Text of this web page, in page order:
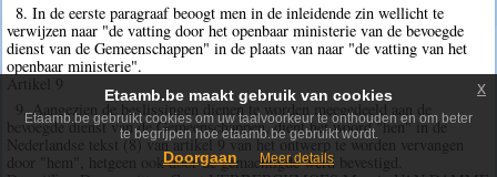
8. In de eerste paragraaf beoogt men in de inleidende zin wellicht te
verwijzen naar "de vatting door het openbaar ministerie van de bevoegde
dienst van de Gemeenschappen" in de plaats van naar "de vatting van het
openbaar ministerie".
Artikel 9
9. Aangezien de beslissingen dienen te worden meegedeeld aan de
bevoegde dienst van de Gemeenschappen, dient het woord "hen" in de
Nederlandse tekst (8) van artikel 9 van het ontwerp te worden vervangen
door "hem", hetgeen ook door de gemachtigde werd bevestigd.
Etaamb.be maakt gebruik van cookies
Etaamb.be gebruikt cookies om uw taalvoorkeur te onthouden en om beter
te begrijpen hoe etaamb.be gebruikt wordt.
Doorgaan Meer details
x